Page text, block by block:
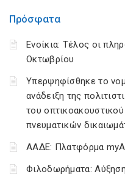
Πρόσφατα
Ενοίκια: Τέλος οι
Οκτωβρίου
Υπερψηφίσθηκε το
ανάδειξη της
του
πνευματικών
ΑΑΔΕ: Πλατφόρμα
Φιλοδωρήματα: